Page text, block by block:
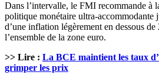
Dans l’intervalle, le FMI recommande à
politique monétaire ultra-accommodante
d’une inflation légèrement en dessous
l’ensemble de la zone euro.
>> Lire : La BCE maintient les taux
grimper les prix